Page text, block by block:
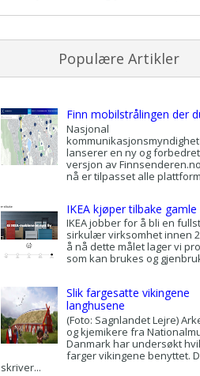
Populære Artikler
Finn mobilstrålingen der
Nasjonal
kommunikasjonsmyndighet
lanserer en ny og forbedret
versjon av
nå er tilpasset alle
IKEA kjøper tilbake
IKEA jobber for å bli en
sirkulær virksomhet innen
å nå dette målet lager vi
som kan brukes og
Slik fargesatte vikingene
langhusene
(Foto: Sagnlandet Lejre)
og kjemikere fra
Danmark har undersøkt
farger vikingene benyttet.
skriver...